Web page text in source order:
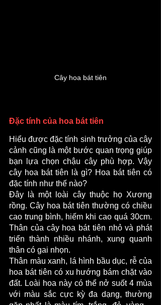
Cây hoa bát tiên
Đặc tính của hoa bát tiên
Hiểu được đặc tính sinh trưởng của cây
cảnh cũng là một bước quan trọng giúp
bạn lựa chọn chậu cây phù hợp. Vậy
cây hoa bát tiên là gì? Hoa bát tiên có
đặc tính như thế nào?
Đây là một loài cây thuộc họ Xương
rồng. Cây hoa bát tiên thường có chiều
cao trung bình, hiếm khi cao quá 30cm.
Thân của cây hoa bát tiên nhỏ và phát
triển thành nhiều nhánh, xung quanh
thân có gai nhọn.
Thân màu xanh, lá hình bầu dục, rễ của
hoa bát tiên có xu hướng bám chặt vào
đất. Loài hoa này có thể nở suốt 4 mùa
với màu sắc cực kỳ đa dạng, thường